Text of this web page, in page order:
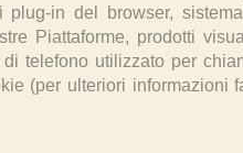
in del browser,
Piattaforme, prodotti
telefono utilizzato per
(per ulteriori informazioni